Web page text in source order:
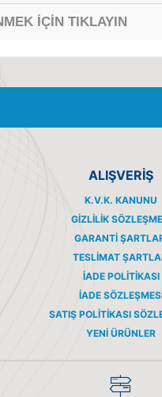
İÇİN TIKLAYIN
ALIŞVERİŞ
K.V.K. KANUNU
GIZLILIK
GARANTI
TESLIMAT
İADE POLITIKASI
İADE
SATIŞ POLITIKASI
YENI ÜRÜNLER